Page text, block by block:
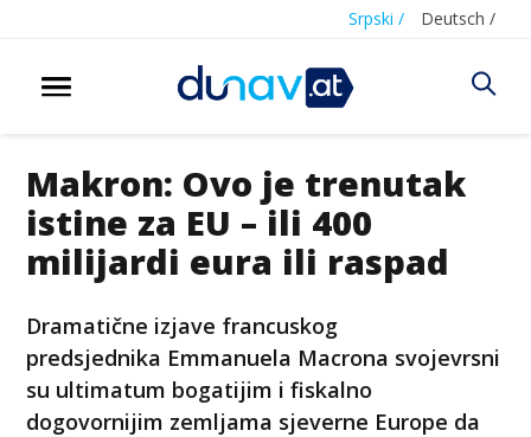
Srpski / Deutsch /
Makron: Ovo je trenutak
istine za EU – ili 400
milijardi eura ili raspad
Dramatične izjave francuskog
predsjednika Emmanuela Macrona svojevrsni
su ultimatum bogatijim i fiskalno
dogovornijim zemljama sjeverne Europe da